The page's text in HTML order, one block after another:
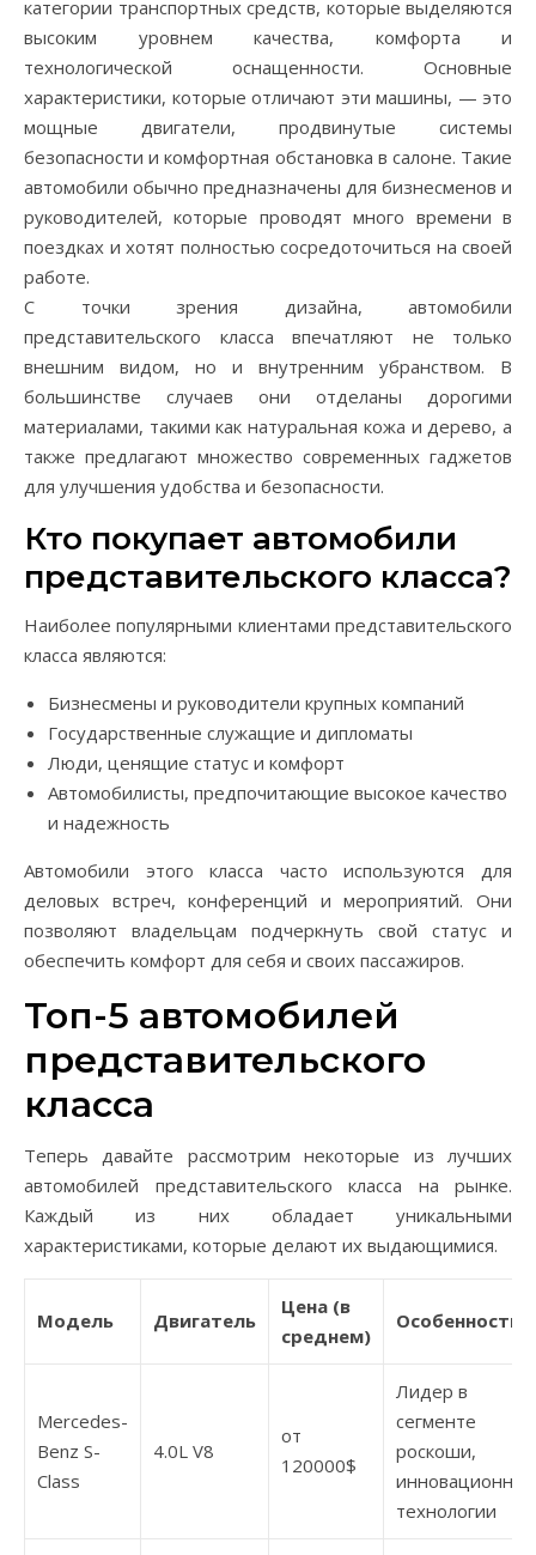
категории транспортных средств, которые выделяются
высоким уровнем качества, комфорта и
технологической оснащенности. Основные
характеристики, которые отличают эти машины, — это
мощные двигатели, продвинутые системы
безопасности и комфортная обстановка в салоне. Такие
автомобили обычно предназначены для бизнесменов и
руководителей, которые проводят много времени в
поездках и хотят полностью сосредоточиться на своей
работе.
С точки зрения дизайна, автомобили
представительского класса впечатляют не только
внешним видом, но и внутренним убранством. В
большинстве случаев они отделаны дорогими
материалами, такими как натуральная кожа и дерево, а
также предлагают множество современных гаджетов
для улучшения удобства и безопасности.
Кто покупает автомобили
представительского класса?
Наиболее популярными клиентами представительского
класса являются:
Бизнесмены и руководители крупных компаний
Государственные служащие и дипломаты
Люди, ценящие статус и комфорт
Автомобилисты, предпочитающие высокое качество
и надежность
Автомобили этого класса часто используются для
деловых встреч, конференций и мероприятий. Они
позволяют владельцам подчеркнуть свой статус и
обеспечить комфорт для себя и своих пассажиров.
Топ-5 автомобилей
представительского
класса
Теперь давайте рассмотрим некоторые из лучших
автомобилей представительского класса на рынке.
Каждый из них обладает уникальными
характеристиками, которые делают их выдающимися.
Модель Двигатель
Цена (в
среднем)
Особенности
Mercedes-
Benz S-
Class
4.0L V8
от
120000$
Лидер в
сегменте
роскоши,
инновационные
технологии